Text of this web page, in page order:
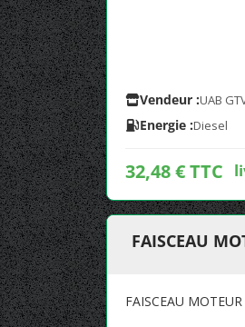
Vendeur :UAB
Energie :Diesel
32,48 € TTC
FAISCEAU
FAISCEAU